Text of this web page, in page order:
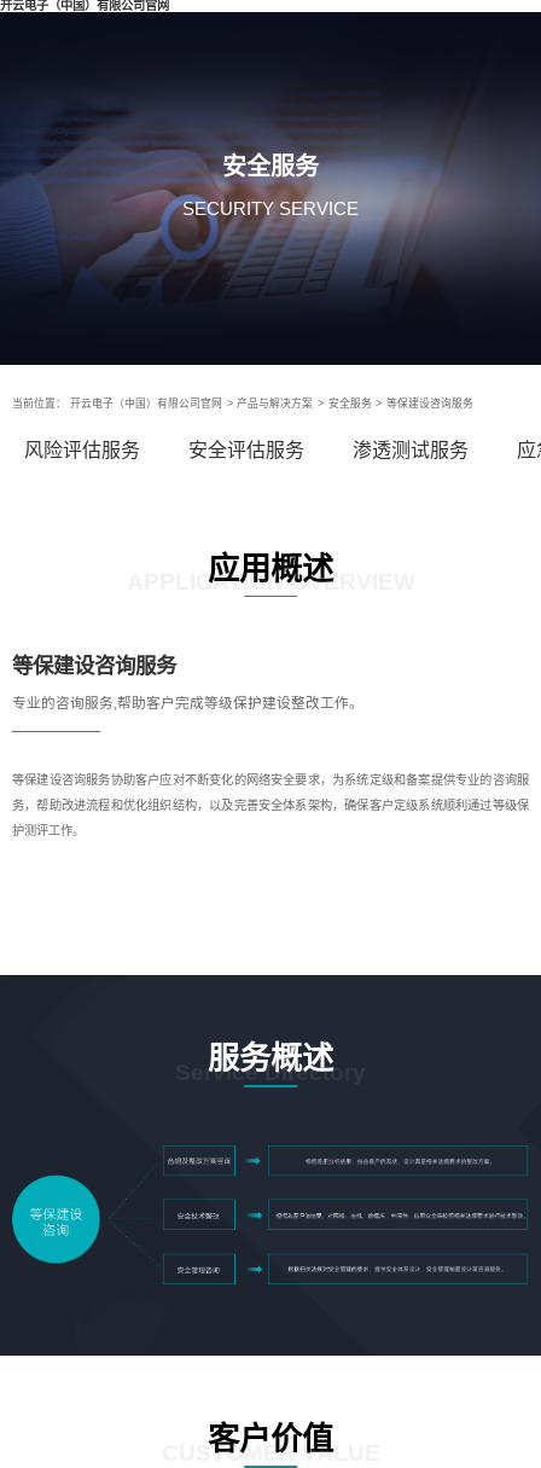
开云电子（中国）有限公司官网
安全服务
SECURITY SERVICE
当前位置： 开云电子（中国）有限公司官网 > 产品与解决方案 > 安全服务 > 等保建设咨询服务
风险评估服务 安全评估服务 渗透测试服务 应
应用概述
APPLICATION OVERVIEW
等保建设咨询服务
专业的咨询服务,帮助客户完成等级保护建设整改工作。
等保建设咨询服务协助客户应对不断变化的网络安全要求，为系统定级和备案提供专业的咨询服
务，帮助改进流程和优化组织结构，以及完善安全体系架构，确保客户定级系统顺利通过等级保
护测评工作。
服务概述
Service Directory
客户价值
CUSTOMER VALUE